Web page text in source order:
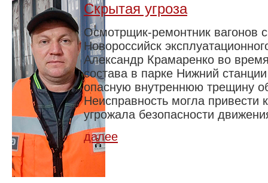
Скрытая угроза
Осмотрщик-ремонтник
Новороссийск
Александр Крамаренко во
состава в парке Нижний
опасную внутреннюю трещину
Неисправность могла привести
угрожала безопасности
далее